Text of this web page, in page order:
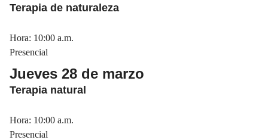
Terapia de naturaleza
Hora: 10:00 a.m.
Presencial
Jueves 28 de marzo
Terapia natural
Hora: 10:00 a.m.
Presencial